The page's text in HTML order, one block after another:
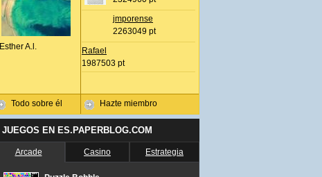
Esther A.l.
Todo sobre él
jmporense
2263049 pt
Rafael
1987503 pt
Hazte miembro
JUEGOS EN ES.PAPERBLOG.COM
Arcade Casino Estrategia